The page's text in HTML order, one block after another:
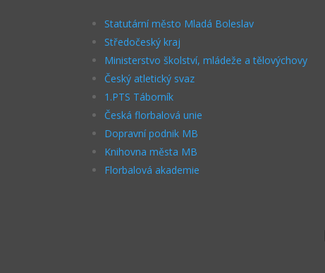
Statutární město Mladá Boleslav
Středočeský kraj
Ministerstvo školství, mládeže a tělovýchovy
Český atletický svaz
1.PTS Táborník
Česká florbalová unie
Dopravní podnik MB
Knihovna města MB
Florbalová akademie